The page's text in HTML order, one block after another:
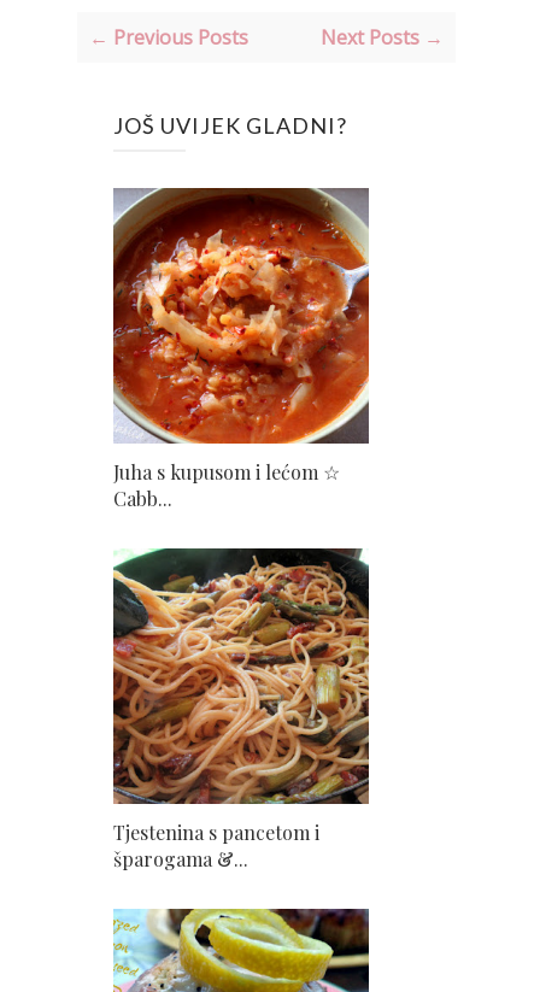
← Previous Posts Next Posts →
JOŠ UVIJEK GLADNI?
Juha s kupusom i lećom ☆
Cabb...
Tjestenina s pancetom i
šparogama &...